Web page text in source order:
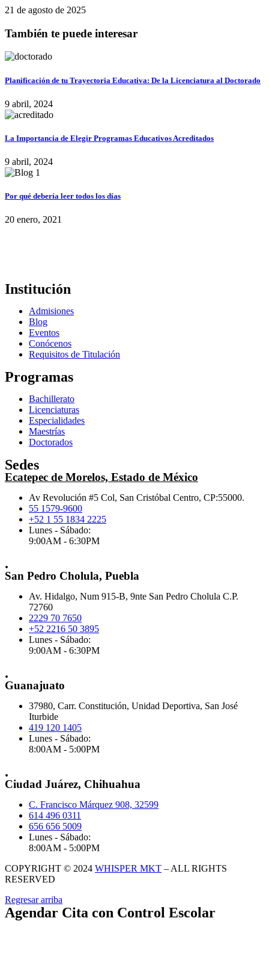
21 de agosto de 2025
También te puede interesar
Planificación de tu Trayectoria Educativa: De la Licenciatura al Doctorado
9 abril, 2024
La Importancia de Elegir Programas Educativos Acreditados
9 abril, 2024
Por qué debería leer todos los días
20 enero, 2021
Institución
Admisiones
Blog
Eventos
Conócenos
Requisitos de Titulación
Programas
Bachillerato
Licenciaturas
Especialidades
Maestrías
Doctorados
Sedes
Ecatepec de Morelos, Estado de México
Av Revolución #5 Col, San Cristóbal Centro, CP:55000.
55 1579-9600
+52 1 55 1834 2225
Lunes - Sábado:
9:00AM - 6:30PM
.
San Pedro Cholula, Puebla
Av. Hidalgo, Num 915-B, 9nte San Pedro Cholula C.P.
72760
2229 70 7650
+52 2216 50 3895
Lunes - Sábado:
9:00AM - 6:30PM
.
Guanajuato
37980, Carr. Constitución, Unidad Deportiva, San José
Iturbide
419 120 1405
Lunes - Sábado:
8:00AM - 5:00PM
.
Ciudad Juárez, Chihuahua
C. Francisco Márquez 908, 32599
614 496 0311
656 656 5009
Lunes - Sábado:
8:00AM - 5:00PM
COPYRIGHT © 2024 WHISPER MKT – ALL RIGHTS
RESERVED
Regresar arriba
Agendar Cita con Control Escolar